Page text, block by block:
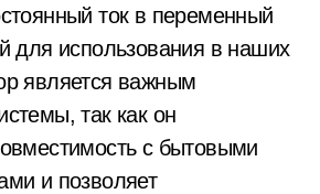
ток в переменный
для использования в наших
является важным
так как он
с бытовыми
и позволяет